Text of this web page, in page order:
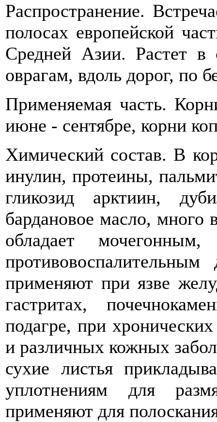
Распространение.
полосах европейской
Средней Азии. Растет в
оврагам, вдоль дорог, по
Применяемая часть.
июне - сентябре, корни
Химический состав. В
инулин, протеины,
гликозид арктиин,
бардановое масло,
обладает
применяют при язве
гастритах,
подагре, при
и различных кожных
сухие листья
уплотнениям для
применяют для